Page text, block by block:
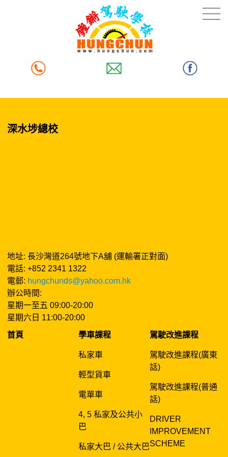
深水埗總校
地址: 長沙灣道264號地下A舖 (運輸署正對面)
電話: +852 2341 1322
電郵: hungchunds@yahoo.com.hk
辦公時間:
星期一至五 09:00-20:00
星期六日 11:00-20:00
首頁
學車課程
私家車
輕型貨車
電單車
4, 5 私家及公共小
巴
私家大巴 / 公共大巴
駕駛改進課程
駕駛改進課程(廣東
話)
駕駛改進課程(普通
話)
DRIVER
IMPROVEMENT
SCHEME